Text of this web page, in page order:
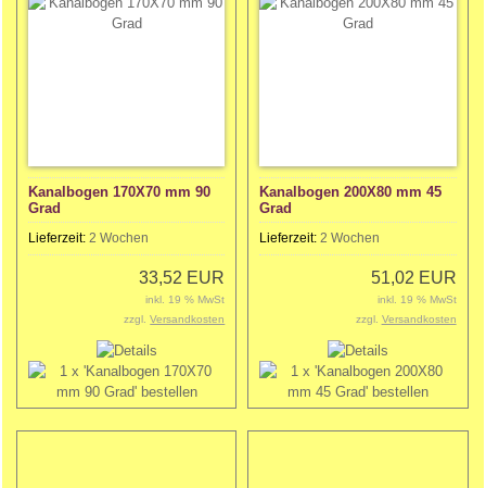
Kanalbogen 170X70 mm 90
Grad
Lieferzeit: 2 Wochen
33,52 EUR
inkl. 19 % MwSt
zzgl.Versandkosten
Kanalbogen 200X80 mm 45
Grad
Lieferzeit:2 Wochen
51,02 EUR
inkl. 19 % MwSt
zzgl. Versandkosten